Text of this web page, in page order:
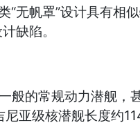
无帆罩”设计具有相
缺陷。
般的常规动力潜舰，
亚级核潜舰长度约